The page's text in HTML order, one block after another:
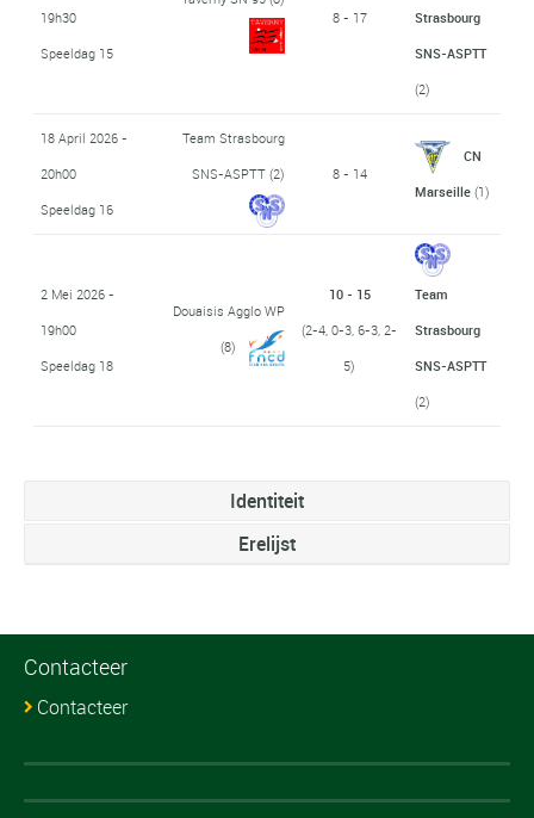
19h30
Speeldag 15
8 - 17
Strasbourg
SNS-ASPTT
(2)
18 April 2026 -
20h00
Speeldag 16
Team Strasbourg
SNS-ASPTT(2) 8 - 14
CN
Marseille(1)
2 Mei 2026 -
19h00
Speeldag 18
Douaisis Agglo WP
(8)
10 - 15
(2-4, 0-3, 6-3, 2-
5)
Team
Strasbourg
SNS-ASPTT
(2)
Identiteit
Erelijst
Contacteer
Contacteer